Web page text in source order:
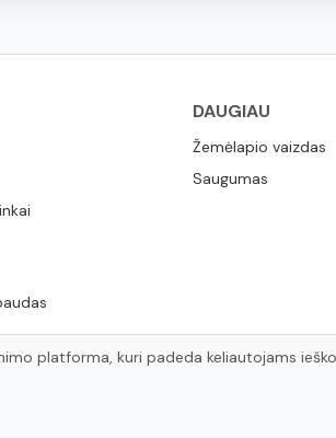
DAUGIAU
Žemėlapio vaizdas
Saugumas
platforma, kuri padeda keliautojams